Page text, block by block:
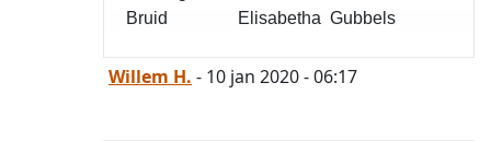
Bruid Elisabetha Gubbels
Willem H. - 10 jan 2020 - 06:17